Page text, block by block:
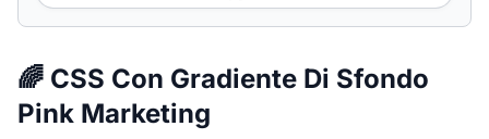
🌈 CSS Con Gradiente Di Sfondo
Pink Marketing